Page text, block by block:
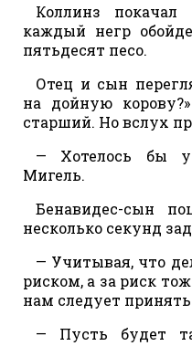
Коллинз
каждый негр
пятьдесят песо.
Отец и сын
на дойную
старший. Но вслух
— Хотелось бы
Мигель.
Бенавидес-сын
несколько секунд
— Учитывая, что
риском, а за риск
нам следует
— Пусть будет